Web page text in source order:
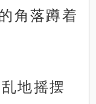
角落蹲着
地摇摆